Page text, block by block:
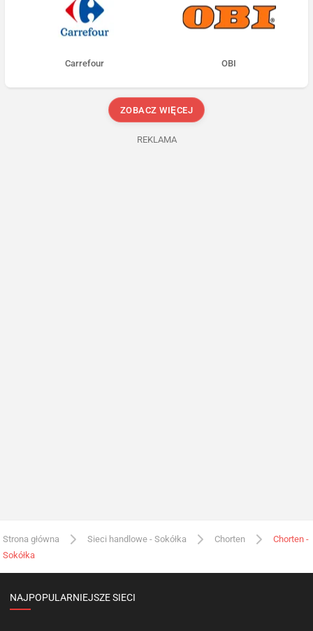
Carrefour OBI
ZOBACZ WIĘCEJ
REKLAMA
Strona główna Sieci handlowe - Sokółka Chorten
Chorten -
Sokółka
NAJPOPULARNIEJSZE SIECI